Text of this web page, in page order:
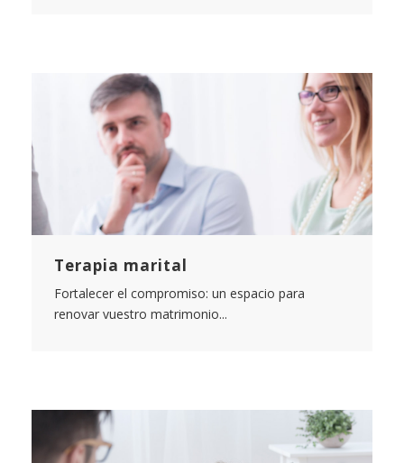
Terapia marital
Fortalecer el compromiso: un espacio para
renovar vuestro matrimonio...